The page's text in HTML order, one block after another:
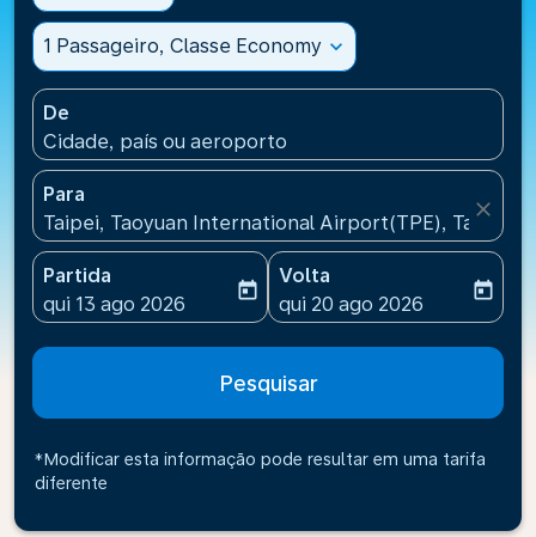
1 Passageiro, Classe Economy expand_more
De
Cidade, país ou aeroporto
Para
Taipei, Taoyuan International Airport(TPE), Taiwan,
close
Partida
fc-booking-departure-date-aria-label
qui 13 ago 2026
today
Volta
fc-booking-return-date-
qui 20 ago 2026
today
Pesquisar
*Modificar esta informação pode resultar em uma tarifa
diferente